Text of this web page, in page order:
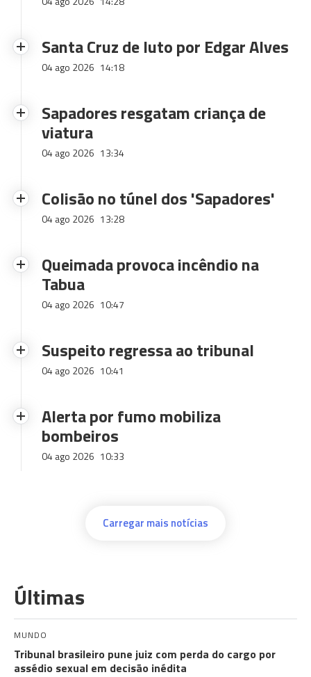
Santa Cruz de luto por Edgar Alves
04 ago 2026 14:18
Sapadores resgatam criança de
viatura
04 ago 2026 13:34
Colisão no túnel dos 'Sapadores'
04 ago 2026 13:28
Queimada provoca incêndio na
Tabua
04 ago 2026 10:47
Suspeito regressa ao tribunal
04 ago 2026 10:41
Alerta por fumo mobiliza
bombeiros
04 ago 2026 10:33
Carregar mais notícias
Últimas
MUNDO
Tribunal brasileiro pune juiz com perda do cargo por
assédio sexual em decisão inédita